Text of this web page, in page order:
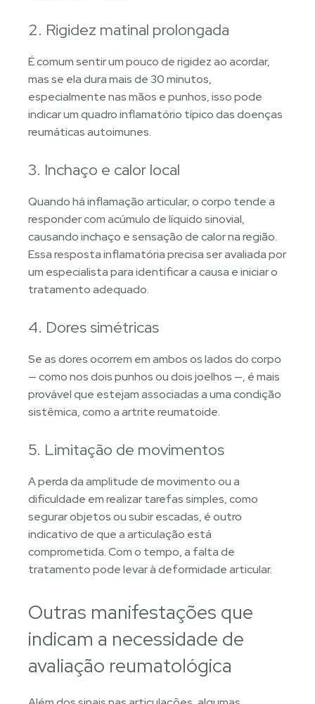
2. Rigidez matinal prolongada
É comum sentir um pouco de rigidez ao acordar,
mas se ela dura mais de 30 minutos,
especialmente nas mãos e punhos, isso pode
indicar um quadro inflamatório típico das doenças
reumáticas autoimunes.
3. Inchaço e calor local
Quando há inflamação articular, o corpo tende a
responder com acúmulo de líquido sinovial,
causando inchaço e sensação de calor na região.
Essa resposta inflamatória precisa ser avaliada por
um especialista para identificar a causa e iniciar o
tratamento adequado.
4. Dores simétricas
Se as dores ocorrem em ambos os lados do corpo
— como nos dois punhos ou dois joelhos —, é mais
provável que estejam associadas a uma condição
sistêmica, como a artrite reumatoide.
5. Limitação de movimentos
A perda da amplitude de movimento ou a
dificuldade em realizar tarefas simples, como
segurar objetos ou subir escadas, é outro
indicativo de que a articulação está
comprometida. Com o tempo, a falta de
tratamento pode levar à deformidade articular.
Outras manifestações que
indicam a necessidade de
avaliação reumatológica